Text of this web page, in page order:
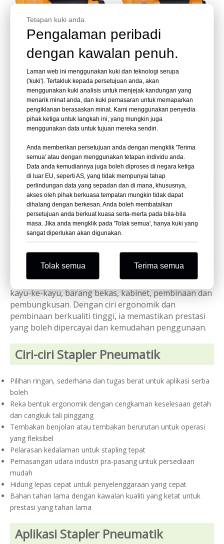
Pneumatik 18 Tolok 1/4
dalam Stapler Mahkota
Sempit 9025
Tanya
Pneumatik 18 Tolok 1/4 Inci
Stapler Mahkota Sempit
9040
Tanya
2 »
Stapler Pneumatik untuk Perabot
dan Pembinaan
Stapler pneumatik KYA Fasteners menyediakan
penyelesaian yang cekap, tahan lama dan
dan tugas berat, stapler ini direka bentuk untuk
aplikasi seperti perabot, upholsteri, beralun-ke-kayu,
kayu-ke-kayu, barang bekas, kabinet, pembinaan dan
pembungkusan. Dengan ciri ergonomik dan
pembinaan berkualiti tinggi, ia memastikan prestasi
yang boleh dipercayai dan kemudahan penggunaan.
Ciri-ciri Stapler Pneumatik
Pilihan ringan, sederhana dan tugas berat untuk aplikasi serba
boleh
Reka bentuk ergonomik dengan cengkaman keselesaan getah
dan cangkuk tali pinggang
Tembakan benjolan atau tembakan berurutan untuk operasi
yang fleksibel
Pelarasan kedalaman untuk stapling tepat
Pemasangan udara industri pra-pasang untuk persediaan
mudah
Hidung lepas cepat untuk penyelenggaraan yang cepat
Bahan tahan lama dengan kawalan kualiti yang ketat untuk
prestasi yang tahan lama
Aplikasi Stapler Pneumatik
Tetapan kuki anda.
Pengalaman peribadi
dengan kawalan penuh.
Laman web ini menggunakan kuki dan teknologi serupa
('kuki'). Tertakluk kepada persetujuan anda, akan
menggunakan kuki analisis untuk menjejak kandungan yang
menarik minat anda, dan kuki pemasaran untuk memaparkan
pengiklanan berasaskan minat. Kami menggunakan penyedia
pihak ketiga untuk langkah ini, yang mungkin juga
menggunakan data untuk tujuan mereka sendiri.
Anda memberikan persetujuan anda dengan mengklik 'Terima
semua' atau dengan menggunakan tetapan individu anda.
Data anda kemudiannya juga boleh diproses di negara ketiga
di luar EU, seperti AS, yang tidak mempunyai tahap
perlindungan data yang sepadan dan di mana, khususnya,
akses oleh pihak berkuasa tempatan mungkin tidak dapat
dihalang dengan berkesan. Anda boleh membatalkan
persetujuan anda berkuat kuasa serta-merta pada bila-bila
masa. Jika anda mengklik pada 'Tolak semua', hanya kuki yang
sangat diperlukan akan digunakan.
Tolak semua Terima semua